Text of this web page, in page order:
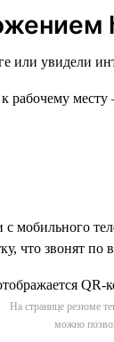
или увидели
мобильного
что звонят по
На странице резюме
можно